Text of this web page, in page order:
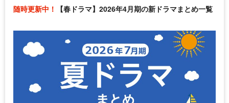
随時更新中！ 【春ドラマ】2026年4月期の新ドラマまとめ一覧